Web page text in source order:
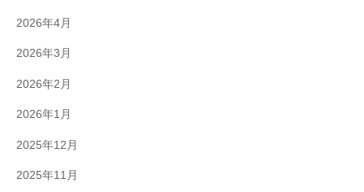
2026年4月
2026年3月
2026年2月
2026年1月
2025年12月
2025年11月